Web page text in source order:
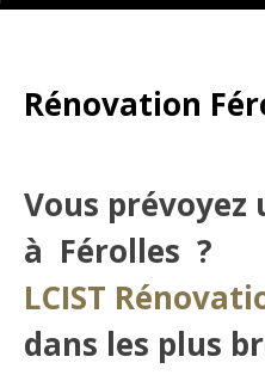
Rénovation
Vous
à Férolles ?
LCIST
dans les plus